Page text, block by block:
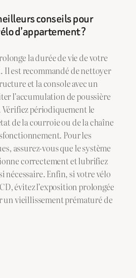
conseils pour
d’appartement ?
la durée de vie de votre
Il est recommandé de nettoyer
et la console avec un
l’accumulation de poussière
périodiquement le
de la courroie ou de la chaîne
Pour les
assurez-vous que le système
correctement et lubrifiez
nécessaire. Enfin, si votre vélo
évitez l’exposition prolongée
un vieillissement prématuré de